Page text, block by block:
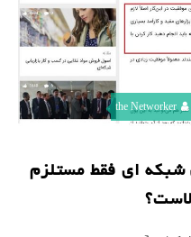
the Networker
شبکه ای فقط مستلزم